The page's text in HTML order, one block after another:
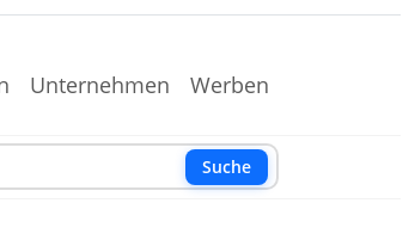
Unternehmen Werben
Suche